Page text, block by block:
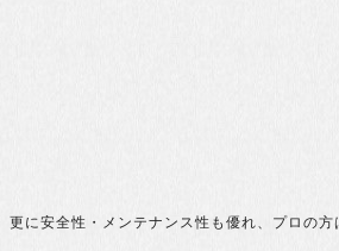
に安全性・メンテナンス性も優れ、プロの